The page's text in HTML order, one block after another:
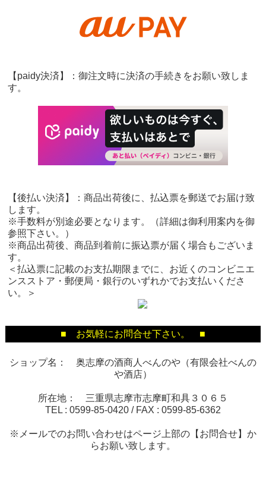
【paidy決済】：御注文時に決済の手続きをお願い致しま
す。
【後払い決済】：商品出荷後に、払込票を郵送でお届け致
します。
※手数料が別途必要となります。（詳細は御利用案内を御
参照下さい。）
※商品出荷後、商品到着前に振込票が届く場合もございま
す。
＜払込票に記載のお支払期限までに、お近くのコンビニエ
ンスストア・郵便局・銀行のいずれかでお支払いくださ
い。＞
■ お気軽にお問合せ下さい。 ■
ショップ名： 奥志摩の酒商人べんのや（有限会社べんの
や酒店）
所在地： 三重県志摩市志摩町和具３０６５
TEL : 0599-85-0420 / FAX : 0599-85-6362
※メールでのお問い合わせはページ上部の【お問合せ】か
らお願い致します。